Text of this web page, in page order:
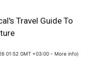
Travel Guide To
01:52 GMT +03:00 - More info)